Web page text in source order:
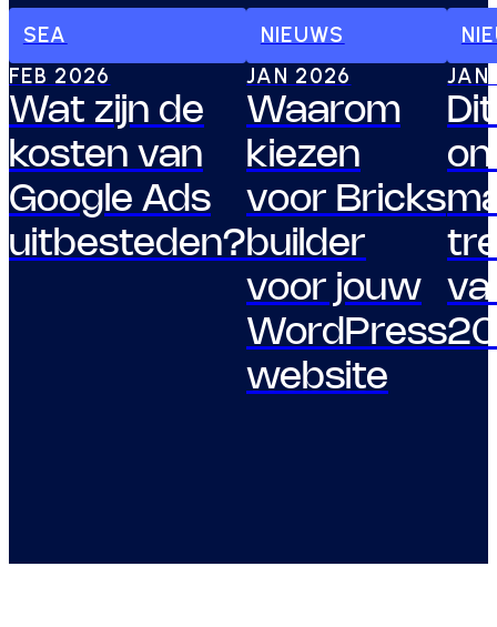
SEA
FEB 2026
Wat zijn de
kosten van
Google Ads
uitbesteden?
NIEUWS
JAN 2026
Waarom
kiezen
voor Bricks
builder
voor jouw
WordPress
website